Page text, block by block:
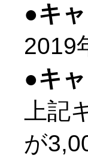
●キ
2019
●キ
上記
が